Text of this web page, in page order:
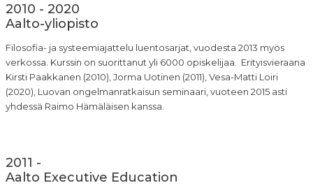
2010 - 2020
Aalto-yliopisto
Filosofia- ja systeemiajattelu luentosarjat, vuodesta 2013 myös
verkossa. Kurssin on suorittanut yli 6000 opiskelijaa. Erityisvieraana
Kirsti Paakkanen (2010), Jorma Uotinen (2011), Vesa-Matti Loiri
(2020), Luovan ongelmanratkaisun seminaari, vuoteen 2015 asti
yhdessä Raimo Hämäläisen kanssa.
2011 -
Aalto Executive Education